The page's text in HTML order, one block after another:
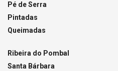
Pé de Serra
Pintadas
Queimadas
Ribeira do Pombal
Santa Bárbara